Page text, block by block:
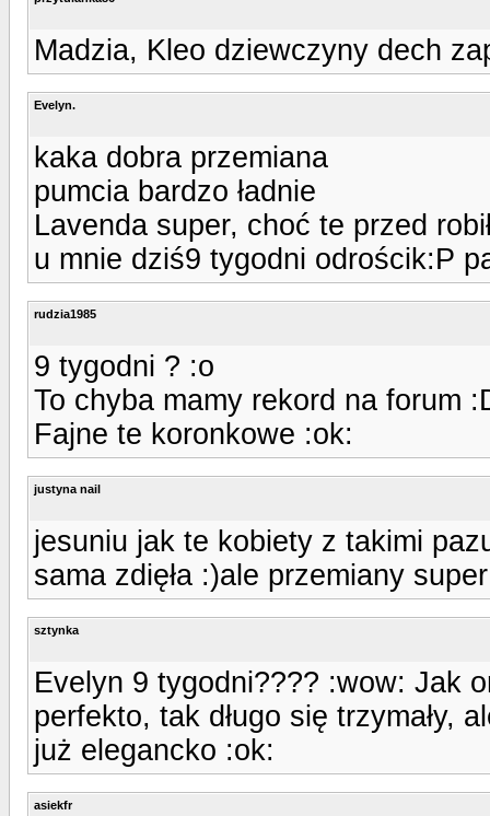
Madzia, Kleo dziewczyny dech
Evelyn.
kaka dobra przemiana
pumcia bardzo ładnie
Lavenda super, choć te przed
u mnie dziś9 tygodni odrościk:P
rudzia1985
9 tygodni ? :o
To chyba mamy rekord na forum
Fajne te koronkowe :ok:
justyna nail
jesuniu jak te kobiety z takimi
sama zdięła :)ale przemiany super
sztynka
Evelyn 9 tygodni???? :wow: Jak
perfekto, tak długo się trzymały,
już elegancko :ok:
asiekfr